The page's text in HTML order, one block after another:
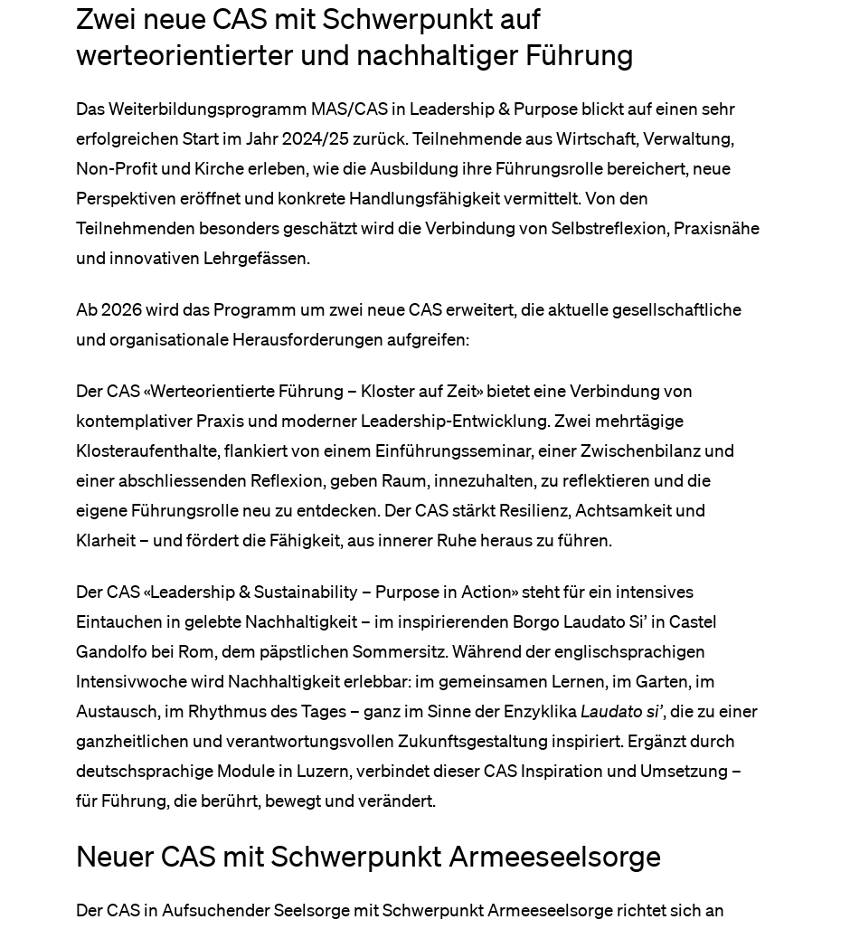
Zwei neue CAS mit Schwerpunkt auf
werteorientierter und nachhaltiger Führung
Das Weiterbildungsprogramm MAS/CAS in Leadership & Purpose blickt auf einen sehr
erfolgreichen Start im Jahr 2024/25 zurück. Teilnehmende aus Wirtschaft, Verwaltung,
Non-Profit und Kirche erleben, wie die Ausbildung ihre Führungsrolle bereichert, neue
Perspektiven eröffnet und konkrete Handlungsfähigkeit vermittelt. Von den
Teilnehmenden besonders geschätzt wird die Verbindung von Selbstreflexion, Praxisnähe
und innovativen Lehrgefässen.
Ab 2026 wird das Programm um zwei neue CAS erweitert, die aktuelle gesellschaftliche
und organisationale Herausforderungen aufgreifen:
Der CAS «Werteorientierte Führung – Kloster auf Zeit» bietet eine Verbindung von
kontemplativer Praxis und moderner Leadership-Entwicklung. Zwei mehrtägige
Klosteraufenthalte, flankiert von einem Einführungsseminar, einer Zwischenbilanz und
einer abschliessenden Reflexion, geben Raum, innezuhalten, zu reflektieren und die
eigene Führungsrolle neu zu entdecken. Der CAS stärkt Resilienz, Achtsamkeit und
Klarheit – und fördert die Fähigkeit, aus innerer Ruhe heraus zu führen.
Der CAS «Leadership & Sustainability – Purpose in Action» steht für ein intensives
Eintauchen in gelebte Nachhaltigkeit – im inspirierenden Borgo Laudato Si’ in Castel
Gandolfo bei Rom, dem päpstlichen Sommersitz. Während der englischsprachigen
Intensivwoche wird Nachhaltigkeit erlebbar: im gemeinsamen Lernen, im Garten, im
Austausch, im Rhythmus des Tages – ganz im Sinne der Enzyklika Laudato si’, die zu einer
ganzheitlichen und verantwortungsvollen Zukunftsgestaltung inspiriert. Ergänzt durch
deutschsprachige Module in Luzern, verbindet dieser CAS Inspiration und Umsetzung –
für Führung, die berührt, bewegt und verändert.
Neuer CAS mit Schwerpunkt Armeeseelsorge
Der CAS in Aufsuchender Seelsorge mit Schwerpunkt Armeeseelsorge richtet sich an
Medien